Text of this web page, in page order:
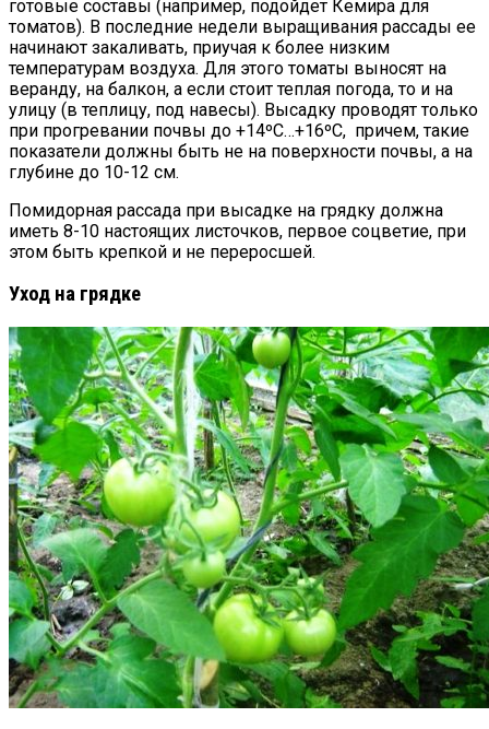
готовые составы (например, подойдет Кемира для
томатов). В последние недели выращивания рассады ее
начинают закаливать, приучая к более низким
температурам воздуха. Для этого томаты выносят на
веранду, на балкон, а если стоит теплая погода, то и на
улицу (в теплицу, под навесы). Высадку проводят только
при прогревании почвы до +14ºC…+16ºC, причем, такие
показатели должны быть не на поверхности почвы, а на
глубине до 10-12 см.
Помидорная рассада при высадке на грядку должна
иметь 8-10 настоящих листочков, первое соцветие, при
этом быть крепкой и не переросшей.
Уход на грядке